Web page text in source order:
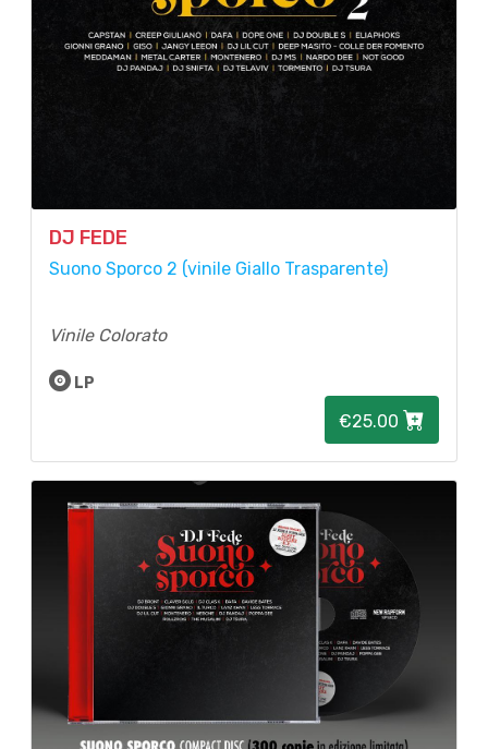
DJ FEDE
Suono Sporco 2 (vinile Giallo Trasparente)
Vinile Colorato
LP
€25.00